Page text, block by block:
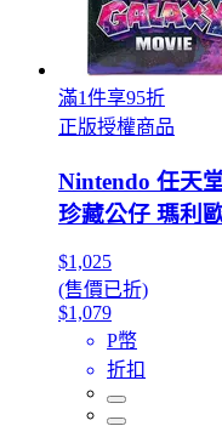
滿1件享95折
正版授權商品
Nintendo 任天
珍藏公仔 瑪利
$1,025
(售價已折)
$1,079
P幣
折扣